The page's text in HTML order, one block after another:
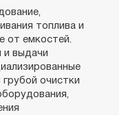
топлива и
от емкостей.
и выдачи
очистки